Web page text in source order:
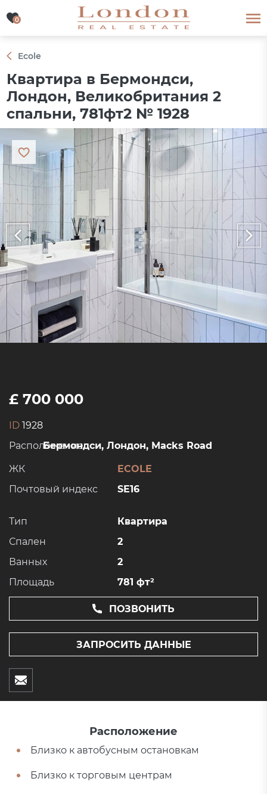
0
0
Ecole
Квартира в Бермондси,
Лондон, Великобритания 2
спальни, 781фт2 № 1928
£ 700 000
ID 1928
Расположение:
Бермондси, Лондон, Macks Road
ЖК
ECOLE
Почтовый индекс
SE16
Тип
Квартира
Спален
2
Ванных
2
Площадь
781 фт²
ПОЗВОНИТЬ
ЗАПРОСИТЬ ДАННЫЕ
Расположение
Близко к автобусным остановкам
Близко к торговым центрам